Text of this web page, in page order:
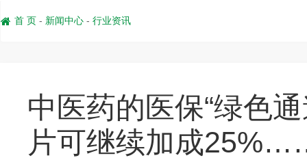
 首 页 - 新闻中心 - 行业资讯
中医药的医保“绿色
片可继续加成